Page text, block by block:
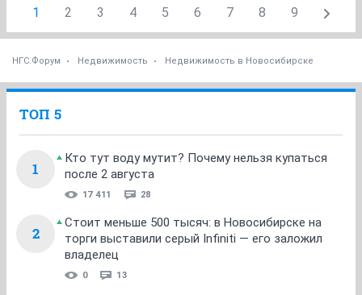
1 2 3 4 5 6 7 8 9
НГС.Форум Недвижимость Недвижимость в Новосибирске
ТОП 5
1
Кто тут воду мутит? Почему нельзя купаться
после 2 августа
17 411 28
2
Стоит меньше 500 тысяч: в Новосибирске на
торги выставили серый Infiniti — его заложил
владелец
0 13